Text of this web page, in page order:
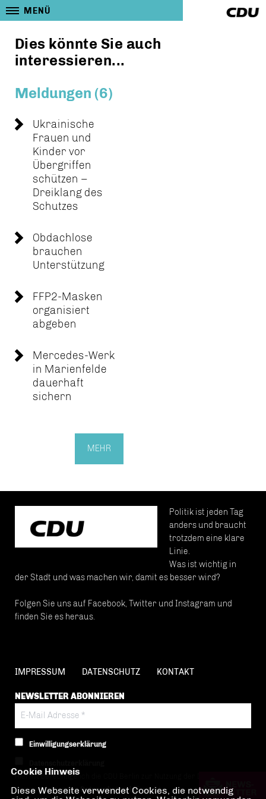
MENÜ
Dies könnte Sie auch
interessieren...
Meldungen (6)
Ukrainische
Frauen und
Kinder vor
Übergriffen
schützen –
Dreiklang des
Schutzes
Obdachlose
brauchen
Unterstützung
FFP2-Masken
organisiert
abgeben
Mercedes-Werk
in Marienfelde
dauerhaft
sichern
MEHR
Politik ist jeden Tag
anders und braucht
trotzdem eine klare
Linie.
Was ist wichtig in
der Stadt und was machen wir, damit es besser wird?
Folgen Sie uns auf Facebook, Twitter und Instagram und
finden Sie es heraus.
IMPRESSUM DATENSCHUTZ KONTAKT
NEWSLETTER ABONNIEREN
Einwilligungserklärung
Hiermit berechtige ich die CDU Berlin zur Nutzung der Daten im Sinn
der nachfolgenden Datenschutzerklärung.*
Cookie Hinweis
Diese Webseite verwendet Cookies, die notwendig